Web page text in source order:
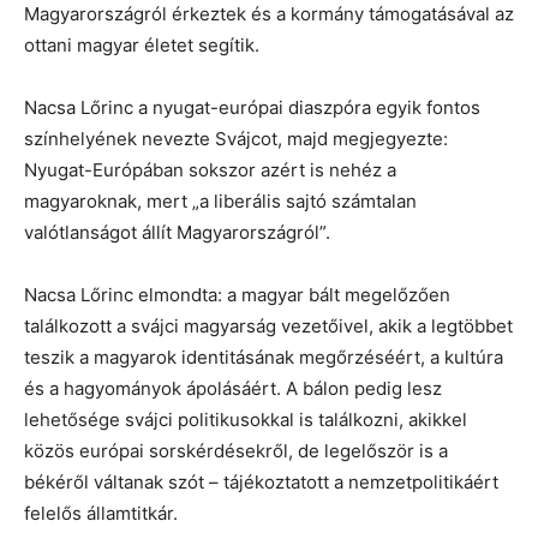
Magyarországról érkeztek és a kormány támogatásával az
ottani magyar életet segítik.
Nacsa Lőrinc a nyugat-európai diaszpóra egyik fontos
színhelyének nevezte Svájcot, majd megjegyezte:
Nyugat-Európában sokszor azért is nehéz a
magyaroknak, mert „a liberális sajtó számtalan
valótlanságot állít Magyarországról”.
Nacsa Lőrinc elmondta: a magyar bált megelőzően
találkozott a svájci magyarság vezetőivel, akik a legtöbbet
teszik a magyarok identitásának megőrzéséért, a kultúra
és a hagyományok ápolásáért. A bálon pedig lesz
lehetősége svájci politikusokkal is találkozni, akikkel
közös európai sorskérdésekről, de legelőször is a
békéről váltanak szót – tájékoztatott a nemzetpolitikáért
felelős államtitkár.